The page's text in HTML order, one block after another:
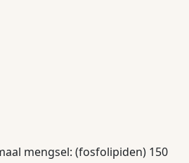
mengsel: (fosfolipiden) 150